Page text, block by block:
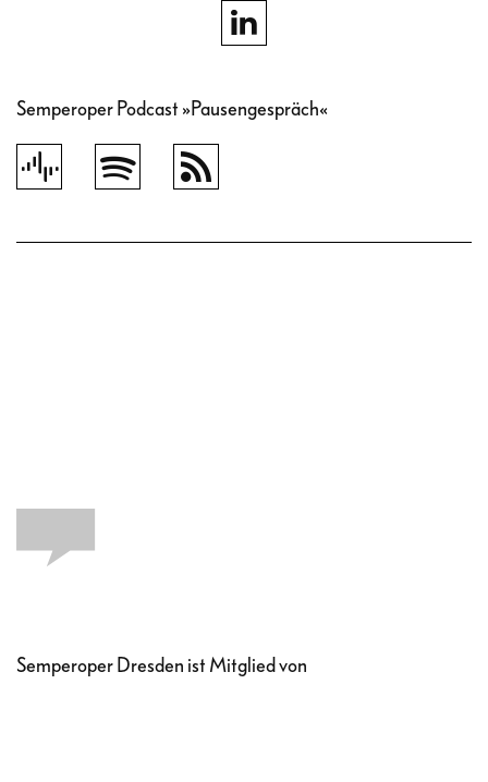
Semperoper Podcast »Pausengespräch«
Semperoper Dresden ist Mitglied von